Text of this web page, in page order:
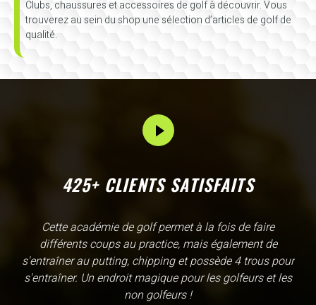
Clubs, chaussures et accessoires de golf à découvrir. Vous
trouverez au sein du shop une sélection d’articles de golf de
qualité.
425+ CLIENTS SATISFAITS
L'Academy de Gammarth comme son nom l'indique est
une école, en fait c'est un practice exceptionnel. il y a
évidemment un pratique classic sur tapis mais aussi
un sur herbe, des zones pour le chipping, les bumqers...
Vous y avez pensé, c'est à l'academy. Il n'y a pas assez